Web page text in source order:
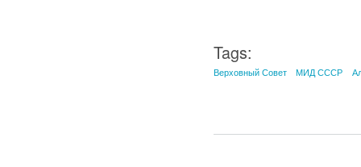
Tags:
Верховный Совет МИД СССР